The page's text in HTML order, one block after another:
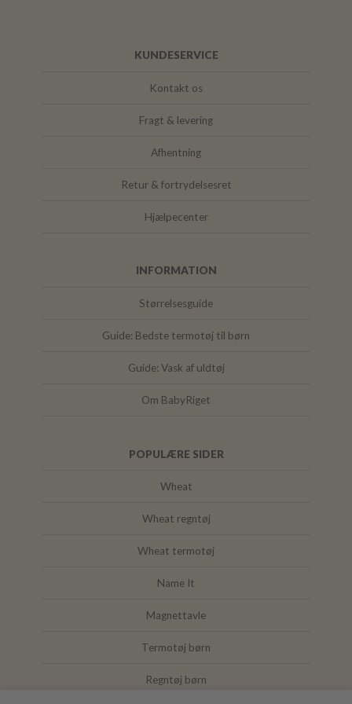
KUNDESERVICE
Kontakt os
Fragt & levering
Afhentning
Retur & fortrydelsesret
Hjælpecenter
INFORMATION
Størrelsesguide
Guide: Bedste termotøj til børn
Guide: Vask af uldtøj
Om BabyRiget
POPULÆRE SIDER
Wheat
Wheat regntøj
Wheat termotøj
Name It
Magnettavle
Termotøj børn
Regntøj børn